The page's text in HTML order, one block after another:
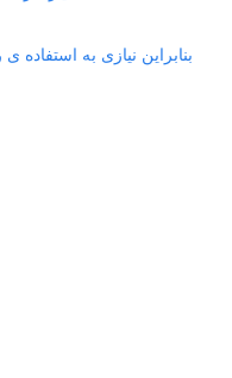
بنابراین نیازی به